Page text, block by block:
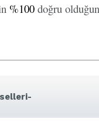
%100 doğru